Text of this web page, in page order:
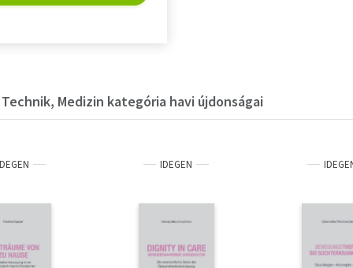
Medizin kategória havi újdonságai
IDEGEN